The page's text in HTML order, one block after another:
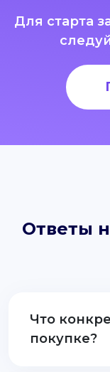
Для старта
Ответы
Что
покупке?